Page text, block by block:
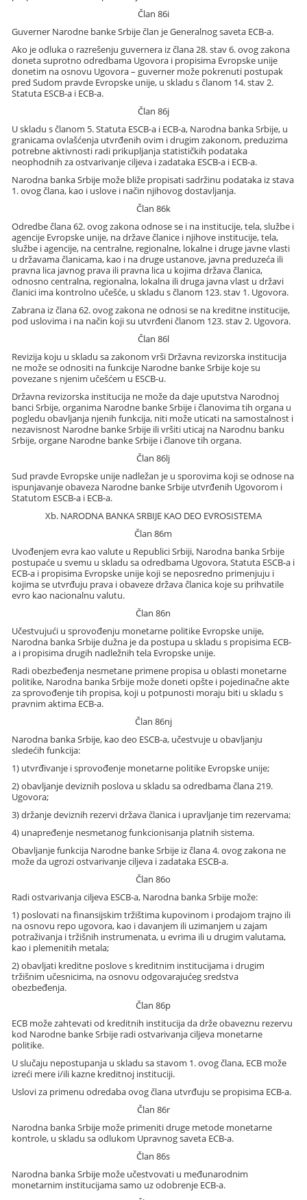
Član 86i
Guverner Narodne banke Srbije član je Generalnog saveta ECB-a.
Ako je odluka o razrešenju guvernera iz člana 28. stav 6. ovog zakona
doneta suprotno odredbama Ugovora i propisima Evropske unije
donetim na osnovu Ugovora – guverner može pokrenuti postupak
pred Sudom pravde Evropske unije, u skladu s članom 14. stav 2.
Statuta ESCB-a i ECB-a.
Član 86j
U skladu s članom 5. Statuta ESCB-a i ECB-a, Narodna banka Srbije, u
granicama ovlašćenja utvrđenih ovim i drugim zakonom, preduzima
potrebne aktivnosti radi prikupljanja statističkih podataka
neophodnih za ostvarivanje ciljeva i zadataka ESCB-a i ECB-a.
Narodna banka Srbije može bliže propisati sadržinu podataka iz stava
1. ovog člana, kao i uslove i način njihovog dostavljanja.
Član 86k
Odredbe člana 62. ovog zakona odnose se i na institucije, tela, službe i
agencije Evropske unije, na države članice i njihove institucije, tela,
službe i agencije, na centralne, regionalne, lokalne i druge javne vlasti
u državama članicama, kao i na druge ustanove, javna preduzeća ili
pravna lica javnog prava ili pravna lica u kojima država članica,
odnosno centralna, regionalna, lokalna ili druga javna vlast u državi
članici ima kontrolno učešće, u skladu s članom 123. stav 1. Ugovora.
Zabrana iz člana 62. ovog zakona ne odnosi se na kreditne institucije,
pod uslovima i na način koji su utvrđeni članom 123. stav 2. Ugovora.
Član 86l
Revizija koju u skladu sa zakonom vrši Državna revizorska institucija
ne može se odnositi na funkcije Narodne banke Srbije koje su
povezane s njenim učešćem u ESCB-u.
Državna revizorska institucija ne može da daje uputstva Narodnoj
banci Srbije, organima Narodne banke Srbije i članovima tih organa u
pogledu obavljanja njenih funkcija, niti može uticati na samostalnost i
nezavisnost Narodne banke Srbije ili vršiti uticaj na Narodnu banku
Srbije, organe Narodne banke Srbije i članove tih organa.
Član 86lj
Sud pravde Evropske unije nadležan je u sporovima koji se odnose na
ispunjavanje obaveza Narodne banke Srbije utvrđenih Ugovorom i
Statutom ESCB-a i ECB-a.
Xb. NARODNA BANKA SRBIJE KAO DEO EVROSISTEMA
Član 86m
Uvođenjem evra kao valute u Republici Srbiji, Narodna banka Srbije
postupaće u svemu u skladu sa odredbama Ugovora, Statuta ESCB-a i
ECB-a i propisima Evropske unije koji se neposredno primenjuju i
kojima se utvrđuju prava i obaveze država članica koje su prihvatile
evro kao nacionalnu valutu.
Član 86n
Učestvujući u sprovođenju monetarne politike Evropske unije,
Narodna banka Srbije dužna je da postupa u skladu s propisima ECB-
a i propisima drugih nadležnih tela Evropske unije.
Radi obezbeđenja nesmetane primene propisa u oblasti monetarne
politike, Narodna banka Srbije može doneti opšte i pojedinačne akte
za sprovođenje tih propisa, koji u potpunosti moraju biti u skladu s
pravnim aktima ECB-a.
Član 86nj
Narodna banka Srbije, kao deo ESCB-a, učestvuje u obavljanju
sledećih funkcija:
1) utvrđivanje i sprovođenje monetarne politike Evropske unije;
2) obavljanje deviznih poslova u skladu sa odredbama člana 219.
Ugovora;
3) držanje deviznih rezervi država članica i upravljanje tim rezervama;
4) unapređenje nesmetanog funkcionisanja platnih sistema.
Obavljanje funkcija Narodne banke Srbije iz člana 4. ovog zakona ne
može da ugrozi ostvarivanje ciljeva i zadataka ESCB-a.
Član 86o
Radi ostvarivanja ciljeva ESCB-a, Narodna banka Srbije može:
1) poslovati na finansijskim tržištima kupovinom i prodajom trajno ili
na osnovu repo ugovora, kao i davanjem ili uzimanjem u zajam
potraživanja i tržišnih instrumenata, u evrima ili u drugim valutama,
kao i plemenitih metala;
2) obavljati kreditne poslove s kreditnim institucijama i drugim
tržišnim učesnicima, na osnovu odgovarajućeg sredstva
obezbeđenja.
Član 86p
ECB može zahtevati od kreditnih institucija da drže obaveznu rezervu
kod Narodne banke Srbije radi ostvarivanja ciljeva monetarne
politike.
U slučaju nepostupanja u skladu sa stavom 1. ovog člana, ECB može
izreći mere i/ili kazne kreditnoj instituciji.
Uslovi za primenu odredaba ovog člana utvrđuju se propisima ECB-a.
Član 86r
Narodna banka Srbije može primeniti druge metode monetarne
kontrole, u skladu sa odlukom Upravnog saveta ECB-a.
Član 86s
Narodna banka Srbije može učestvovati u međunarodnim
monetarnim institucijama samo uz odobrenje ECB-a.